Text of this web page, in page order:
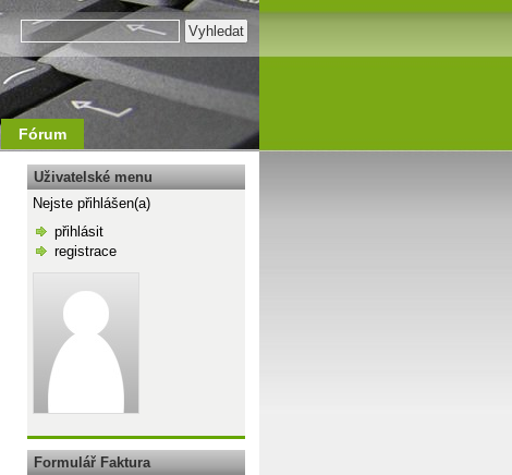
Fórum
Uživatelské menu
Nejste přihlášen(a)
přihlásit
registrace
Formulář Faktura